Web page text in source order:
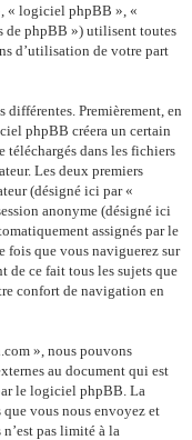
« logiciel phpBB », «
de phpBB ») utilisent toutes
d’utilisation de votre part
différentes. Premièrement, en
phpBB créera un certain
dans les fichiers
Les deux premiers
(désigné ici par «
anonyme (désigné ici
assignés par le
fois que vous naviguerez sur
de ce fait tous les sujets que
confort de navigation en
», nous pouvons
au document qui est
le logiciel phpBB. La
que vous nous envoyez et
pas limité à la